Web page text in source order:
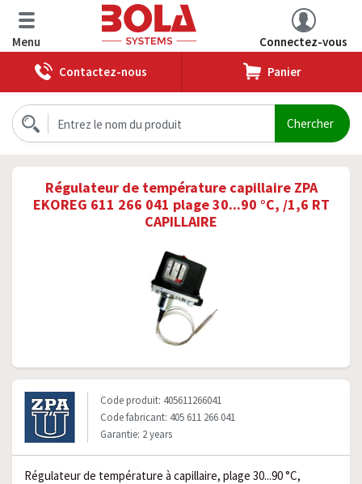
Menu
Connectez-vous
Contactez-nous
Panier
Régulateur de température capillaire ZPA
EKOREG 611 266 041 plage 30...90 °C, /1,6 RT
CAPILLAIRE
Code produit: 405611266041
Code fabricant: 405 611 266 041
Garantie: 2 years
Régulateur de température à capillaire, plage 30...90 °C,